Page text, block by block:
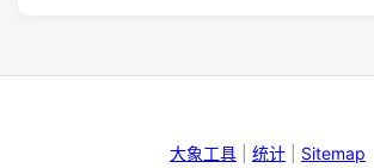
大象工具 统计 Sitemap